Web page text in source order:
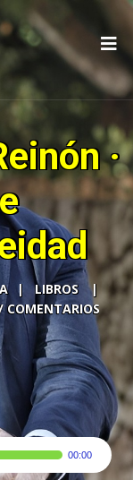
·
LIBROS
COMENTARIOS
00:00